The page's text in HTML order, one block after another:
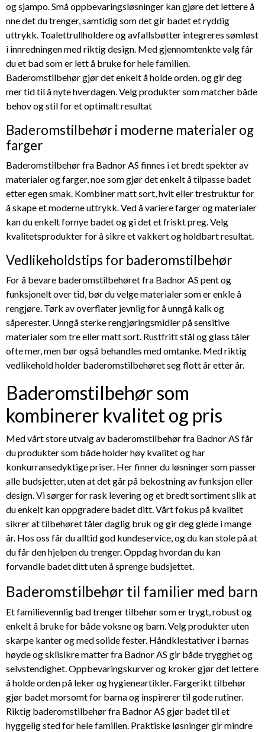
og sjampo. Små oppbevaringsløsninger kan gjøre det lettere å
nne det du trenger, samtidig som det gir badet et ryddig
uttrykk. Toalettrullholdere og avfallsbøtter integreres sømløst
i innredningen med riktig design. Med gjennomtenkte valg får
du et bad som er lett å bruke for hele familien.
Baderomstilbehør gjør det enkelt å holde orden, og gir deg
mer tid til å nyte hverdagen. Velg produkter som matcher både
behov og stil for et optimalt resultat
Baderomstilbehør i moderne materialer og
farger
Baderomstilbehør fra Badnor AS finnes i et bredt spekter av
materialer og farger, noe som gjør det enkelt å tilpasse badet
etter egen smak. Kombiner matt sort, hvit eller trestruktur for
å skape et moderne uttrykk. Ved å variere farger og materialer
kan du enkelt fornye badet og gi det et friskt preg. Velg
kvalitetsprodukter for å sikre et vakkert og holdbart resultat.
Vedlikeholdstips for baderomstilbehør
For å bevare baderomstilbehøret fra Badnor AS pent og
funksjonelt over tid, bør du velge materialer som er enkle å
rengjøre. Tørk av overflater jevnlig for å unngå kalk og
såperester. Unngå sterke rengjøringsmidler på sensitive
materialer som tre eller matt sort. Rustfritt stål og glass tåler
ofte mer, men bør også behandles med omtanke. Med riktig
vedlikehold holder baderomstilbehøret seg flott år etter år.
Baderomstilbehør som
kombinerer kvalitet og pris
Med vårt store utvalg av baderomstilbehør fra Badnor AS får
du produkter som både holder høy kvalitet og har
konkurransedyktige priser. Her finner du løsninger som passer
alle budsjetter, uten at det går på bekostning av funksjon eller
design. Vi sørger for rask levering og et bredt sortiment slik at
du enkelt kan oppgradere badet ditt. Vårt fokus på kvalitet
sikrer at tilbehøret tåler daglig bruk og gir deg glede i mange
år. Hos oss får du alltid god kundeservice, og du kan stole på at
du får den hjelpen du trenger. Oppdag hvordan du kan
forvandle badet ditt uten å sprenge budsjettet.
Baderomstilbehør til familier med barn
Et familievennlig bad trenger tilbehør som er trygt, robust og
enkelt å bruke for både voksne og barn. Velg produkter uten
skarpe kanter og med solide fester. Håndklestativer i barnas
høyde og sklisikre matter fra Badnor AS gir både trygghet og
selvstendighet. Oppbevaringskurver og kroker gjør det lettere
å holde orden på leker og hygieneartikler. Fargerikt tilbehør
gjør badet morsomt for barna og inspirerer til gode rutiner.
Riktig baderomstilbehør fra Badnor AS gjør badet til et
hyggelig sted for hele familien. Praktiske løsninger gir mindre